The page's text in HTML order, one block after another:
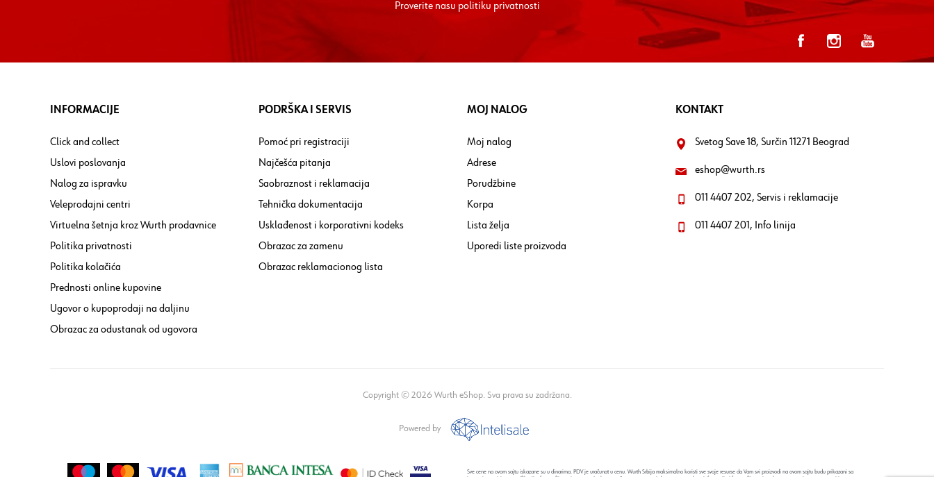
Proverite nasupolitiku privatnosti
INFORMACIJE
Click and collect
Uslovi poslovanja
Nalog za ispravku
Veleprodajni centri
Virtuelna šetnja kroz Wurth prodavnice
Politika privatnosti
Politika kolačića
Prednosti online kupovine
Ugovor o kupoprodaji na daljinu
Obrazac za odustanak od ugovora
PODRŠKA I SERVIS
Pomoć pri registraciji
Najčešća pitanja
Saobraznost i reklamacija
Tehnička dokumentacija
Usklađenost i korporativni kodeks
Obrazac za zamenu
Obrazac reklamacionog lista
MOJ NALOG
Moj nalog
Adrese
Porudžbine
Korpa
Lista želja
Uporedi liste proizvoda
KONTAKT
Svetog Save 18, Surčin 11271 Beograd
eshop@wurth.rs
011 4407 202, Servis i reklamacije
011 4407 201, Info linija
Copyright © 2026 Wurth eShop. Sva prava su zadržana.
Powered by
Sve cene na ovom sajtu iskazane su u dinarima. PDV je uračunat u cenu. Wurth Srbija maksimalno koristi sve svoje resurse da Vam svi proizvodi na ovom sajtu budu prikazani sa